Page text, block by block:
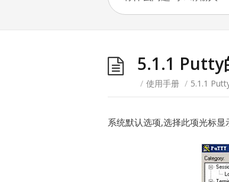
5.1.1 Putty
/ 使用手册 / 5.1.1
系统默认选项,选择此项光标